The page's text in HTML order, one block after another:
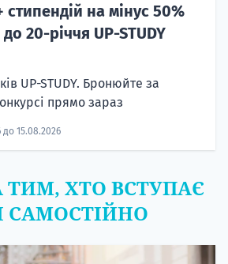
стипендій на мінус 50%
20-річчя UP-STUDY
UP-STUDY. Бронюйте за
прямо зараз
до 15.08.2026
ХТО ВСТУПАЄ
САМОСТІЙНО